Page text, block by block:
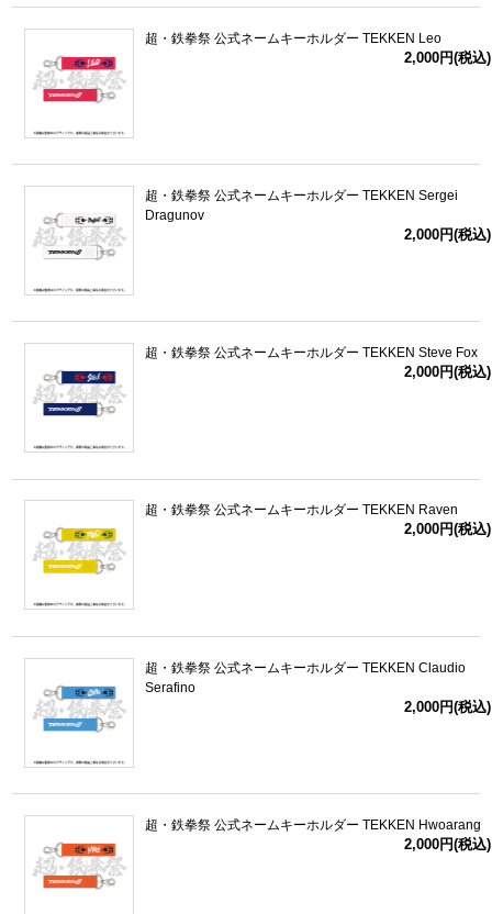
超・鉄拳祭 公式ネームキーホルダー TEKKEN Leo
2,000円(税込)
超・鉄拳祭 公式ネームキーホルダー TEKKEN Sergei
Dragunov
2,000円(税込)
超・鉄拳祭 公式ネームキーホルダー TEKKEN Steve Fox
2,000円(税込)
超・鉄拳祭 公式ネームキーホルダー TEKKEN Raven
2,000円(税込)
超・鉄拳祭 公式ネームキーホルダー TEKKEN Claudio
Serafino
2,000円(税込)
超・鉄拳祭 公式ネームキーホルダー TEKKEN Hwoarang
2,000円(税込)